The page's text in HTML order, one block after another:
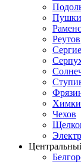
Реутов
Химки
Чехов